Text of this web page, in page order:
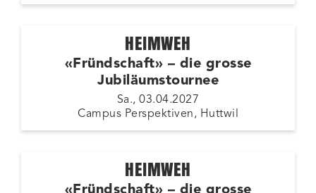
HEIMWEH
«Fründschaft» – die grosse
Jubiläumstournee
Sa., 03.04.2027
Campus Perspektiven, Huttwil
HEIMWEH
«Fründschaft» – die grosse